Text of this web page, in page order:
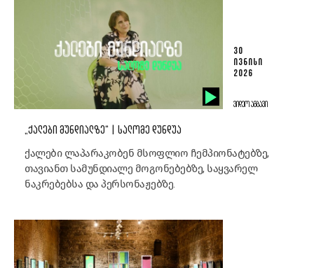
30
ᲘᲕᲜᲘᲡᲘ
2026
ᲕᲘᲓᲔᲝ ᲐᲛᲑᲐᲕᲘ
„ᲥᲐᲚᲔᲑᲘ ᲛᲣᲜᲓᲘᲐᲚᲖᲔ“ | ᲡᲐᲚᲝᲛᲔ ᲓᲣᲜᲓᲣᲐ
ქალები ლაპარაკობენ მსოფლიო ჩემპიონატებზე,
თავიანთ სამუნდიალე მოგონებებზე, საყვარელ
ნაკრებებსა და პერსონაჟებზე.